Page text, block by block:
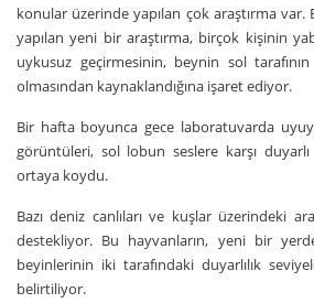
konular üzerinde yapılan çok araştırma var.
yapılan yeni bir araştırma, birçok kişinin
uykusuz geçirmesinin, beynin sol
olmasından kaynaklandığına işaret ediyor.
Bir hafta boyunca gece laboratuvarda
görüntüleri, sol lobun seslere karşı
ortaya koydu.
Bazı deniz canlıları ve kuşlar üzerindeki
destekliyor. Bu hayvanların, yeni bir
beyinlerinin iki tarafındaki duyarlılık
belirtiliyor.